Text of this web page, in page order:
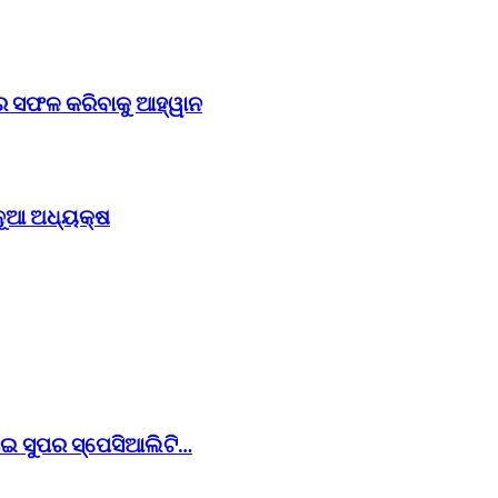
ସଫଳ କରିବାକୁ ଆହ୍ୱାନ
ନୂଆ ଅଧ୍ୟକ୍ଷ
ସୁପର ସ୍ପେସିଆଲିଟି…